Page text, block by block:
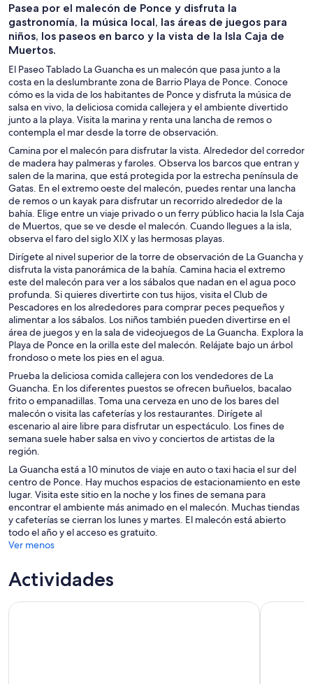
Pasea por el malecón de Ponce y disfruta la
gastronomía, la música local, las áreas de juegos para
niños, los paseos en barco y la vista de la Isla Caja de
Muertos.
El Paseo Tablado La Guancha es un malecón que pasa junto a la
costa en la deslumbrante zona de Barrio Playa de Ponce. Conoce
cómo es la vida de los habitantes de Ponce y disfruta la música de
salsa en vivo, la deliciosa comida callejera y el ambiente divertido
junto a la playa. Visita la marina y renta una lancha de remos o
contempla el mar desde la torre de observación.
Camina por el malecón para disfrutar la vista. Alrededor del corredor
de madera hay palmeras y faroles. Observa los barcos que entran y
salen de la marina, que está protegida por la estrecha península de
Gatas. En el extremo oeste del malecón, puedes rentar una lancha
de remos o un kayak para disfrutar un recorrido alrededor de la
bahía. Elige entre un viaje privado o un ferry público hacia la Isla Caja
de Muertos, que se ve desde el malecón. Cuando llegues a la isla,
observa el faro del siglo XIX y las hermosas playas.
Dirígete al nivel superior de la torre de observación de La Guancha y
disfruta la vista panorámica de la bahía. Camina hacia el extremo
este del malecón para ver a los sábalos que nadan en el agua poco
profunda. Si quieres divertirte con tus hijos, visita el Club de
Pescadores en los alrededores para comprar peces pequeños y
alimentar a los sábalos. Los niños también pueden divertirse en el
área de juegos y en la sala de videojuegos de La Guancha. Explora la
Playa de Ponce en la orilla este del malecón. Relájate bajo un árbol
frondoso o mete los pies en el agua.
Prueba la deliciosa comida callejera con los vendedores de La
Guancha. En los diferentes puestos se ofrecen buñuelos, bacalao
frito o empanadillas. Toma una cerveza en uno de los bares del
malecón o visita las cafeterías y los restaurantes. Dirígete al
escenario al aire libre para disfrutar un espectáculo. Los fines de
semana suele haber salsa en vivo y conciertos de artistas de la
región.
La Guancha está a 10 minutos de viaje en auto o taxi hacia el sur del
centro de Ponce. Hay muchos espacios de estacionamiento en este
lugar. Visita este sitio en la noche y los fines de semana para
encontrar el ambiente más animado en el malecón. Muchas tiendas
y cafeterías se cierran los lunes y martes. El malecón está abierto
todo el año y el acceso es gratuito.
Ver menos
Actividades
Mystic Waters Un tour nocturno bioluminiscente Aventura